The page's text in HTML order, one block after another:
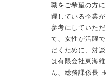
職をご希望の方
躍している企業
参考にしていた
て、女性が活躍
だくために、対
は有限会社東海
ん、総務課係長